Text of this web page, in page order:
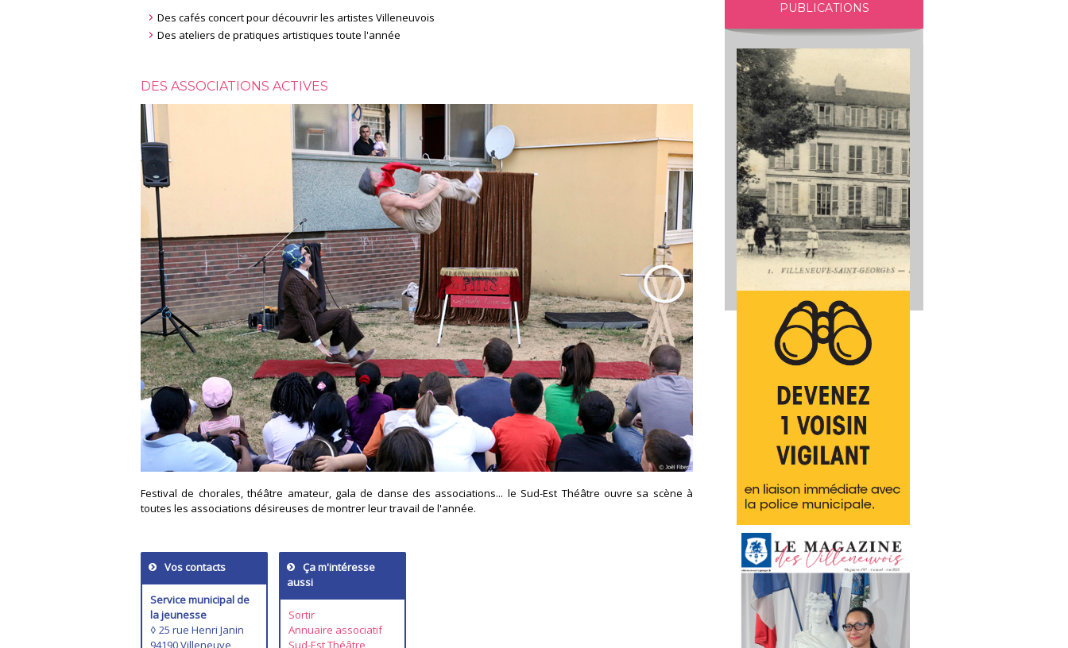
Des cafés concert pour découvrir les artistes Villeneuvois
Des ateliers de pratiques artistiques toute l'année
DES ASSOCIATIONS ACTIVES
Festival de chorales, théâtre amateur, gala de danse des associations... le Sud-Est Théâtre ouvre sa scène à
toutes les associations désireuses de montrer leur travail de l'année.
Vos contacts
Service municipal de
la jeunesse
◊ 25 rue Henri Janin
94190 Villeneuve
Ça m'intéresse
aussi
Sortir
Annuaire associatif
Sud-Est Théâtre
PUBLICATIONS